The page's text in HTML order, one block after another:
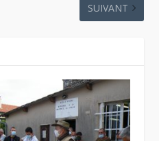
SUIVANT